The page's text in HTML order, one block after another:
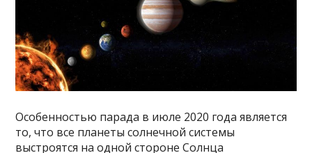
Особенностью парада в июле 2020 года является
то, что все планеты солнечной системы
выстроятся на одной стороне Солнца